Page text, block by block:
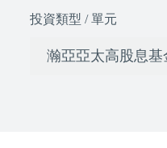
投資類型 / 單元